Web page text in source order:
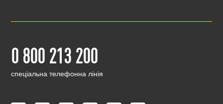
0 800 213 200
cпеціальна телефонна лінія